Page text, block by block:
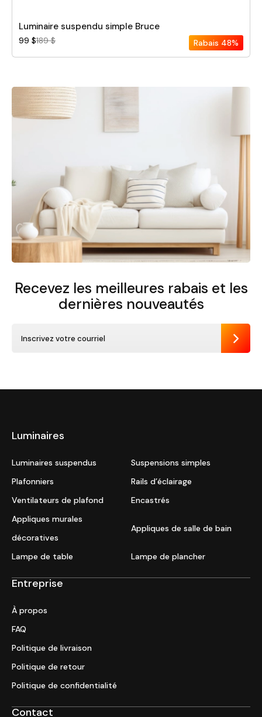
Luminaire suspendu simple Bruce
99 $189 $ Rabais 48%
Recevez les meilleures rabais et les
dernières nouveautés
Luminaires
Luminaires suspendus
Suspensions simples
Plafonniers
Rails d’éclairage
Ventilateurs de plafond
Encastrés
Appliques murales
décoratives
Appliques de salle de bain
Lampe de table Lampe de plancher
Entreprise
À propos
FAQ
Politique de livraison
Politique de retour
Politique de confidentialité
Contact